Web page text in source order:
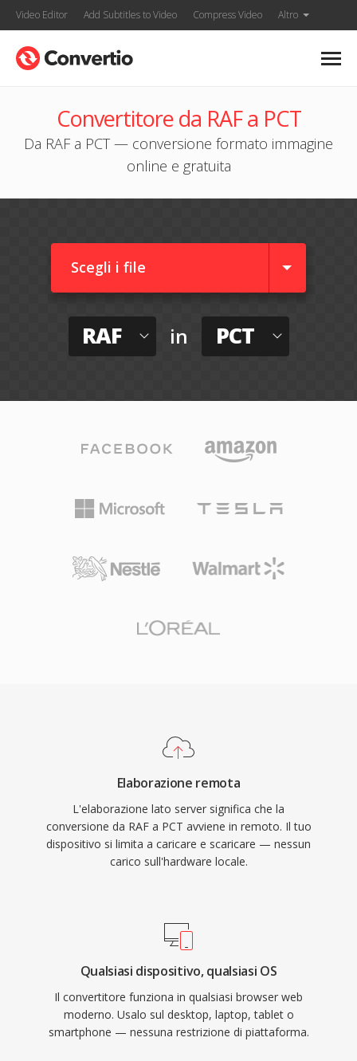
Video Editor Add Subtitles to Video Compress Video Altro
Convertitore da RAF a PCT
Da RAF a PCT — conversione formato immagine
online e gratuita
Scegli i file
RAF in PCT
Elaborazione remota
L'elaborazione lato server significa che la
conversione da RAF a PCT avviene in remoto. Il tuo
dispositivo si limita a caricare e scaricare — nessun
carico sull'hardware locale.
Qualsiasi dispositivo, qualsiasi OS
Il convertitore funziona in qualsiasi browser web
moderno. Usalo sul desktop, laptop, tablet o
smartphone — nessuna restrizione di piattaforma.